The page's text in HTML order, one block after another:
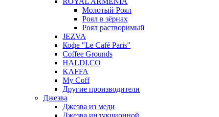
Молотый Роял
Роял в зёрнах
Роял растворимый
JEZVA
Кофе "Le Café Paris"
Coffee Grounds
HALDI.CO
KAFFA
My Coff
Другие производители
Джезва
Джезва из меди
Джезва индукционной